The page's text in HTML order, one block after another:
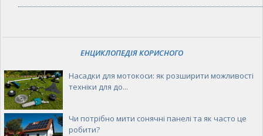
ЕНЦИКЛОПЕДІЯ КОРИСНОГО
Насадки для мотокоси: як розширити можливості
техніки для до...
Чи потрібно мити сонячні панелі та як часто це
робити?